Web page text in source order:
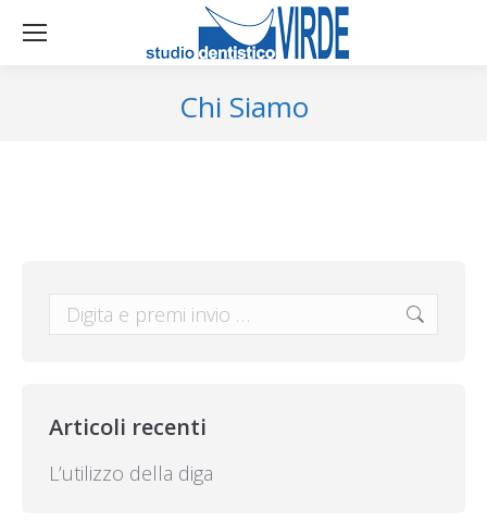
Chi Siamo
Cerca:
Articoli recenti
L’utilizzo della diga